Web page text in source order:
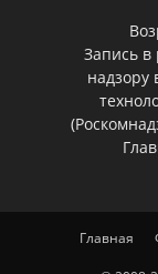
Запись
надзору
Главная